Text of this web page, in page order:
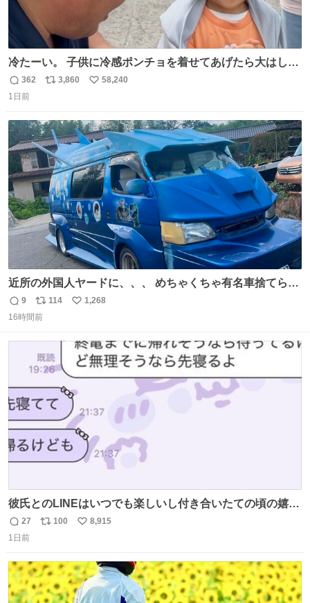
冷たーい。 子供に冷感ポンチョを着せてあげたら大はしゃ
ぎで喜んでくれました。 こんな素敵な代物を提供してくれ
た山口県の恩師に感謝。
返
信
362
リ
ト
数
3,860
い
数
58,240
1日前
近所の外国人ヤードに、、、 めちゃくちゃ有名車捨てられ
てました😭 外装ぼろぼろだし、、 中も何にも残ってない
し、、 可哀想に😢😢 今まで数十年お疲れ様でした、、 #バ
返
信
9
リ
ポ
ト
数
114
い
数
1,268
16時間前
彼氏とのLINEはいつでも楽しいし付き合いたての頃の嬉し
かったLINEは無限にあるけど(同棲前は1日で各50通くらい
送りあってたし)最近嬉しかったのはこれ
返
信
27
リ
ト
数
100
い
数
8,915
1日前